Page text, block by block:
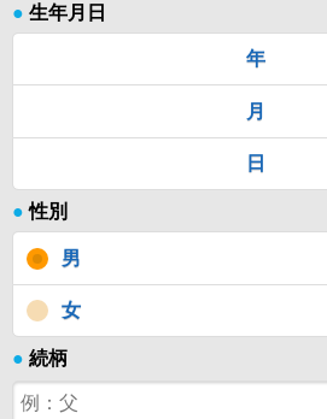
● 生年月日
年
月
日
● 性別
男
女
● 続柄